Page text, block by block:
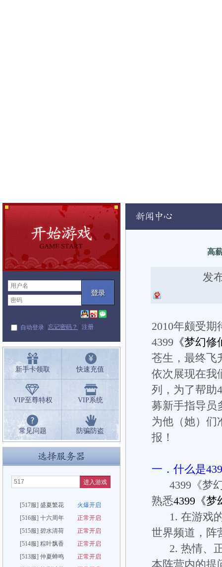
自动登录 | 忘记密码？ | 注册
新手卡领取 快速充值
VIP至尊特权 VIP系统
常见问题 防骗防盗
进入游戏
[517服] 盛夏繁花
火爆开启
[516服] 十六周年
正常开启
[515服] 碧水清荷
正常开启
[514服] 粽叶飘香
正常开启
[513服] 仲夏蝉鸣
正常开启
闻
高
发
2010年颇受
4399 《梦幻修
苍生，最终飞
依次展现在我
列，为了帮助
募新手指导员
为他（她）们
报！
一．什么是
4399《梦幻
熟悉4399《梦
1. 在游戏的
世界频道，阵
2. 热情、正
本阵营内的提